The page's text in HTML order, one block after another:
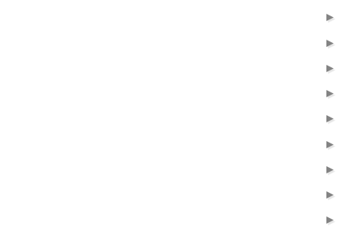
►
►
►
►
►
►
►
►
►